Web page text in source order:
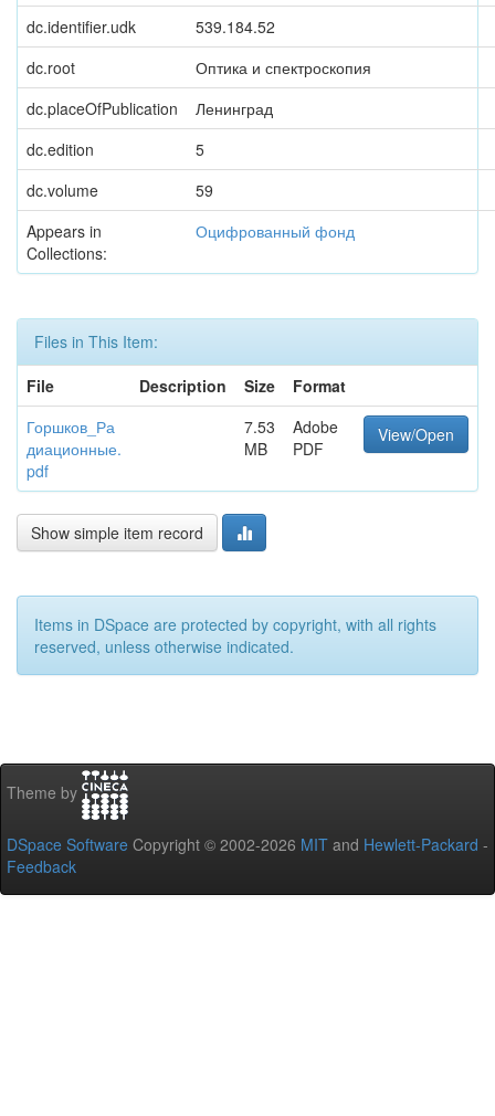
dc.identifier.udk
539.184.52
dc.root
Оптика и спектроскопия
dc.placeOfPublication
Ленинград
dc.edition
5
dc.volume
59
Appears in
Collections:
Оцифрованный фонд
Files in This Item:
File
Description Size
Format
Горшков_Ра
диационные.
pdf
7.53
MB
Adobe
PDF
View/Open
Show simple item record
Items in DSpace are protected by copyright, with all rights
reserved, unless otherwise indicated.
Theme by
DSpace Software Copyright © 2002-2026 MIT and Hewlett-Packard -
Feedback